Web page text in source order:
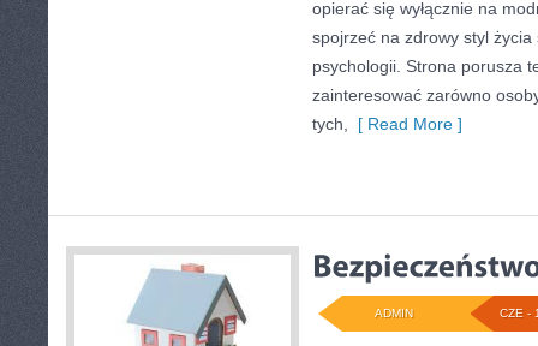
opierać się wyłącznie na
spojrzeć na zdrowy styl
psychologii. Strona porusza
zainteresować zarówno
tych,
[ Read More ]
CZE -
ADMIN